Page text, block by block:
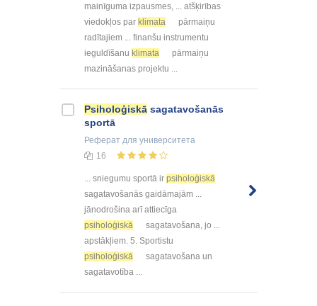
mainīguma izpausmes, ... atšķirības
viedokļos par klimata
pārmaiņu
radītajiem ... finanšu instrumentu
ieguldīšanu klimata
pārmaiņu
mazināšanas projektu ...
Psiholoģiskā sagatavošanās
sportā
Реферат для университета
16
... sniegumu sportā ir psiholoģiskā
sagatavošanās gaidāmajām ...
jānodrošina arī attiecīga
psiholoģiskā
sagatavošana, jo ...
apstākļiem. 5. Sportistu
psiholoģiskā
sagatavošana un
sagatavotība ...